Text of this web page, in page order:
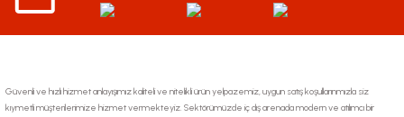
Bu ürüne benzer farklı alternatifler olmalı.
Güvenli ve hızlı hizmet anlayışımız kaliteli ve nitelikli ürün yelpazemiz, uygun satış koşullarınmızla siz
kıymetli müşterilerimize hizmet vermekteyiz. Sektörümüzde iç dış arenada modern ve atılımcı bir